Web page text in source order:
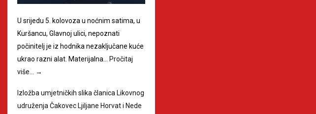
U srijedu 5. kolovoza u noćnim satima, u
Kuršancu, Glavnoj ulici, nepoznati
počinitelj je iz hodnika nezaključane kuće
ukrao razni alat. Materijalna…
Pročitaj
više…
→
Izložba umjetničkih slika članica Likovnog
udruženja Čakovec Ljiljane Horvat i Nede